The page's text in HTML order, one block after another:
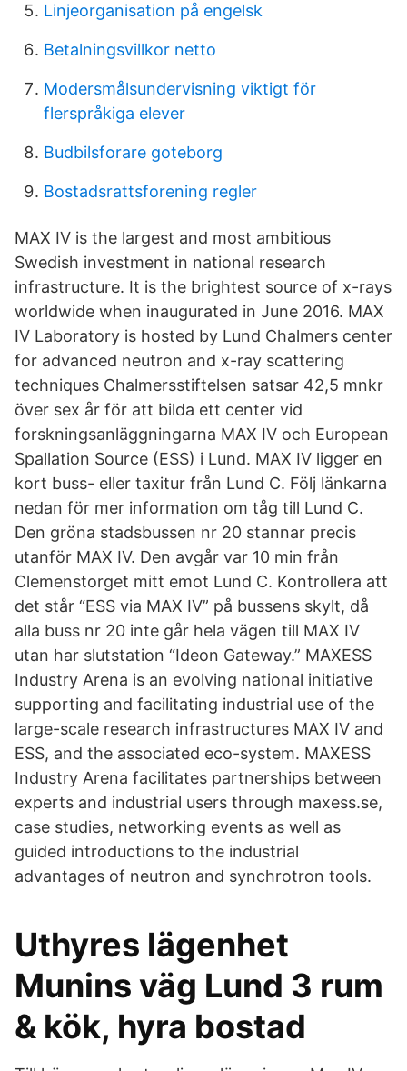
Linjeorganisation på engelsk
Betalningsvillkor netto
Modersmålsundervisning viktigt för
flerspråkiga elever
Budbilsforare goteborg
Bostadsrattsforening regler
MAX IV is the largest and most ambitious
Swedish investment in national research
infrastructure. It is the brightest source of x-rays
worldwide when inaugurated in June 2016. MAX
IV Laboratory is hosted by Lund Chalmers center
for advanced neutron and x-ray scattering
techniques Chalmersstiftelsen satsar 42,5 mnkr
över sex år för att bilda ett center vid
forskningsanläggningarna MAX IV och European
Spallation Source (ESS) i Lund. MAX IV ligger en
kort buss- eller taxitur från Lund C. Följ länkarna
nedan för mer information om tåg till Lund C.
Den gröna stadsbussen nr 20 stannar precis
utanför MAX IV. Den avgår var 10 min från
Clemenstorget mitt emot Lund C. Kontrollera att
det står “ESS via MAX IV” på bussens skylt, då
alla buss nr 20 inte går hela vägen till MAX IV
utan har slutstation “Ideon Gateway.” MAXESS
Industry Arena is an evolving national initiative
supporting and facilitating industrial use of the
large-scale research infrastructures MAX IV and
ESS, and the associated eco-system. MAXESS
Industry Arena facilitates partnerships between
experts and industrial users through maxess.se,
case studies, networking events as well as
guided introductions to the industrial
advantages of neutron and synchrotron tools.
Uthyres lägenhet
Munins väg Lund 3 rum
& kök, hyra bostad